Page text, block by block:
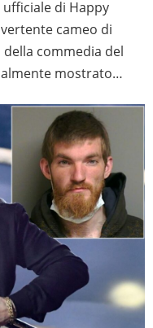
di Happy
cameo di
commedia del
mostrato…